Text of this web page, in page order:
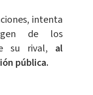
intenta
de los
su rival, al
pública.